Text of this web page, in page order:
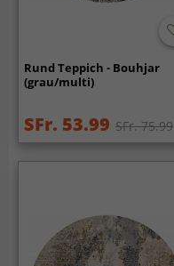
Rund Teppich - Bouhjar
(grau/multi)
SFr. 53.99 SFr. 75.99